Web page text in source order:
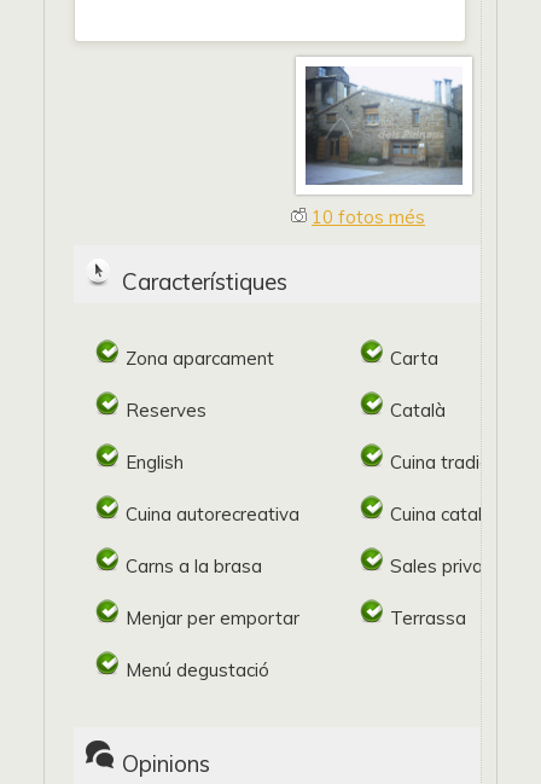
10 fotos més
Característiques
Zona aparcament Carta
Reserves Català
English Cuina tradicional
Cuina autorecreativa Cuina catalana
Carns a la brasa Sales privades
Menjar per emportar Terrassa
Menú degustació
Opinions